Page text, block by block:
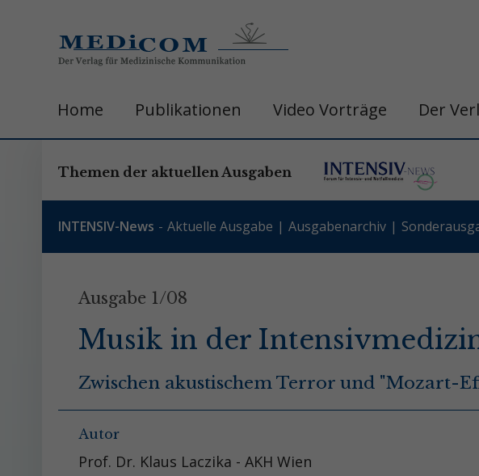
Home Publikationen Video Vorträge Der
Themen der aktuellen Ausgaben
INTENSIV-News Aktuelle Ausgabe Ausgabenarchiv
Ausgabe 1/08
Musik in der
Zwischen akustischem Terror und "Mozart-
Autor
Prof. Dr. Klaus Laczika - AKH Wien